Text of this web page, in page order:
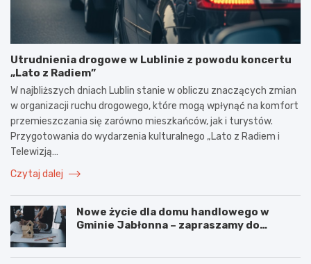
Utrudnienia drogowe w Lublinie z powodu koncertu
„Lato z Radiem”
W najbliższych dniach Lublin stanie w obliczu znaczących zmian
w organizacji ruchu drogowego, które mogą wpłynąć na komfort
przemieszczania się zarówno mieszkańców, jak i turystów.
Przygotowania do wydarzenia kulturalnego „Lato z Radiem i
Telewizją…
Czytaj dalej
Nowe życie dla domu handlowego w
Gminie Jabłonna – zapraszamy do